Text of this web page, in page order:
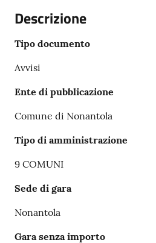
Descrizione
Tipo documento
Avvisi
Ente di pubblicazione
Comune di Nonantola
Tipo di amministrazione
9 COMUNI
Sede di gara
Nonantola
Gara senza importo